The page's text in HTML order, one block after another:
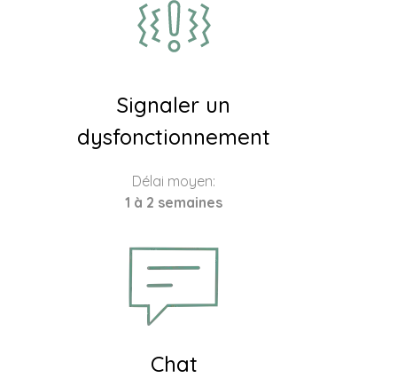
Signaler un
dysfonctionnement
Délai moyen:
1 à 2 semaines
Chat